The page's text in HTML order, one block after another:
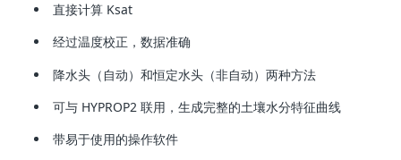
直接计算 Ksat
经过温度校正，数据准确
降水头（自动）和恒定水头（非自动）两种方法
可与 HYPROP2 联用，生成完整的土壤水分特征曲线
带易于使用的操作软件